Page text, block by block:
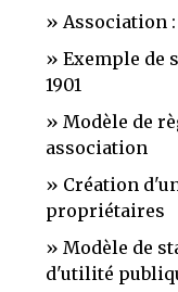
Association
Exemple de
1901
Modèle de
association
Création
propriétaires
Modèle de
d'utilité